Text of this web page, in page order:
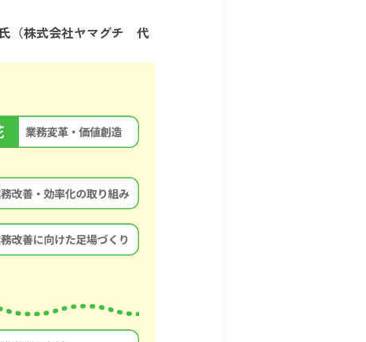
（株式会社ヤマグチ 代